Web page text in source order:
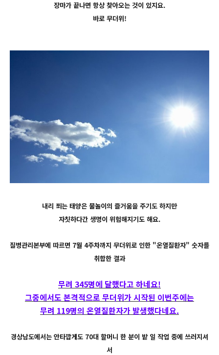
장마가 끝나면 항상 찾아오는 것이 있지요.
바로 무더위!
내리 쬐는 태양은 물놀이의 즐거움을 주기도 하지만
자칫하다간 생명이 위험해지기도 해요.
질병관리본부에 따르면 7월 4주차까지 무더위로 인한 "온열질환자" 숫자를
취합한 결과
무려 345명에 달했다고 하네요!
그중에서도 본격적으로 무더위가 시작된 이번주에는
무려 119명의 온열질환자가 발생했다네요.
경상남도에서는 안타깝게도 70대 할머니 한 분이 밭 일 작업 중에 쓰러지셔
서